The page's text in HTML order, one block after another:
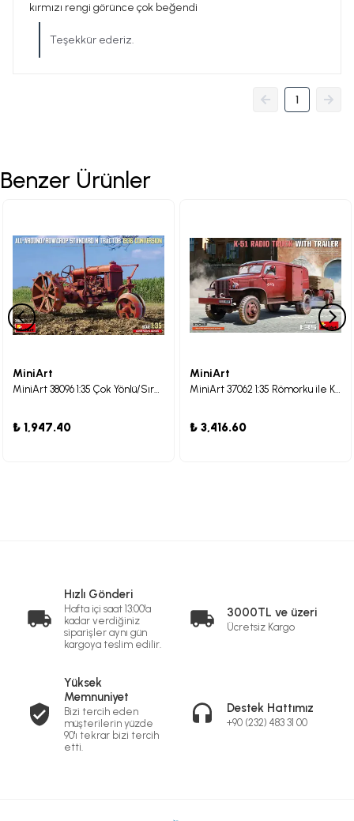
kırmızı rengi görünce çok beğendi
Teşekkür ederiz.
1
Benzer Ürünler
MiniArt
MiniArt 38096 1:35 Çok Yönlü/Sıra Ekimi Standard N Traktörü 1936 Dönüşümü
₺ 1,947.40
MiniArt
MiniArt 37062 1:35 Römorku ile K-51 Telsiz Kamyonu
₺ 3,416.60
Hızlı Gönderi
Hafta içi saat 13:00'a
kadar verdiğiniz
siparişler aynı gün
kargoya teslim edilir.
3000TL ve üzeri
Ücretsiz Kargo
Yüksek
Memnuniyet
Bizi tercih eden
müşterilerin yüzde
90'ı tekrar bizi tercih
etti.
Destek Hattımız
+90 (232) 483 31 00